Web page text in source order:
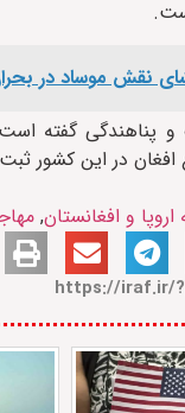
نقش موساد در
افغان در این کشور
اروپا و افغانستان,